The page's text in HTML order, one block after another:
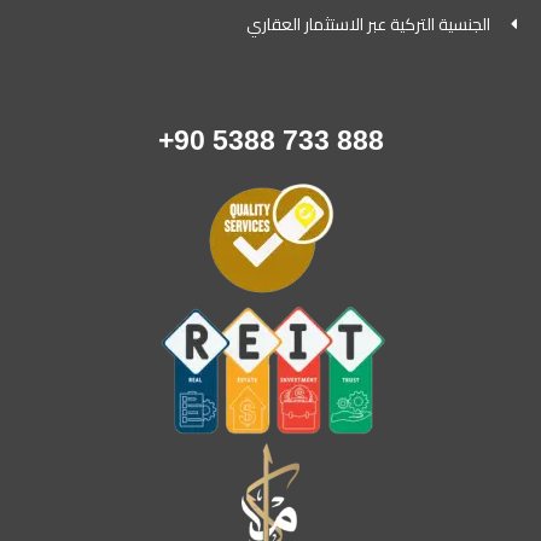
الجنسية التركية عبر الاستثمار العقاري
888 733 5388 90+